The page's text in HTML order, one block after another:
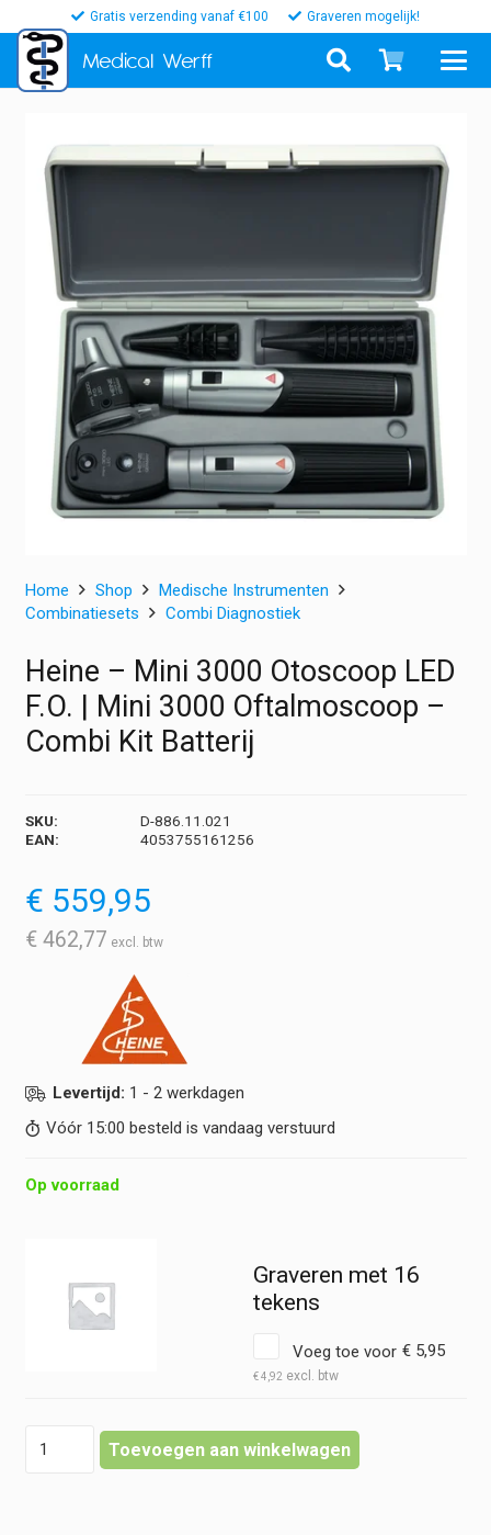
Gratis verzending vanaf €100 Graveren mogelijk!
Medical Werff
Home Shop
Medische Instrumenten
Combinatiesets
Combi Diagnostiek
Heine – Mini 3000 Otoscoop LED
F.O. | Mini 3000 Oftalmoscoop –
Combi Kit Batterij
SKU:
D-886.11.021
EAN:
4053755161256
€ 559,95
€ 462,77
Levertijd: 1 - 2 werkdagen
Vóór 15:00 besteld is vandaag verstuurd
Op voorraad
Graveren met 16
tekens
Voeg toe voor € 5,95
€4,92
Toevoegen aan winkelwagen